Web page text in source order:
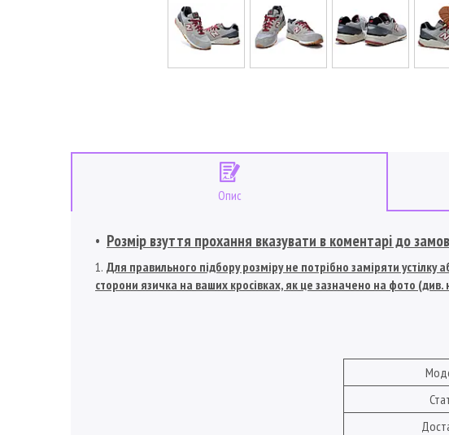
Опис
Розмір взуття прохання вказувати в коментарі до
Для правильного підбору розміру не потрібно заміряти устілку
сторони язичка на ваших кросівках, як це зазначено на фото